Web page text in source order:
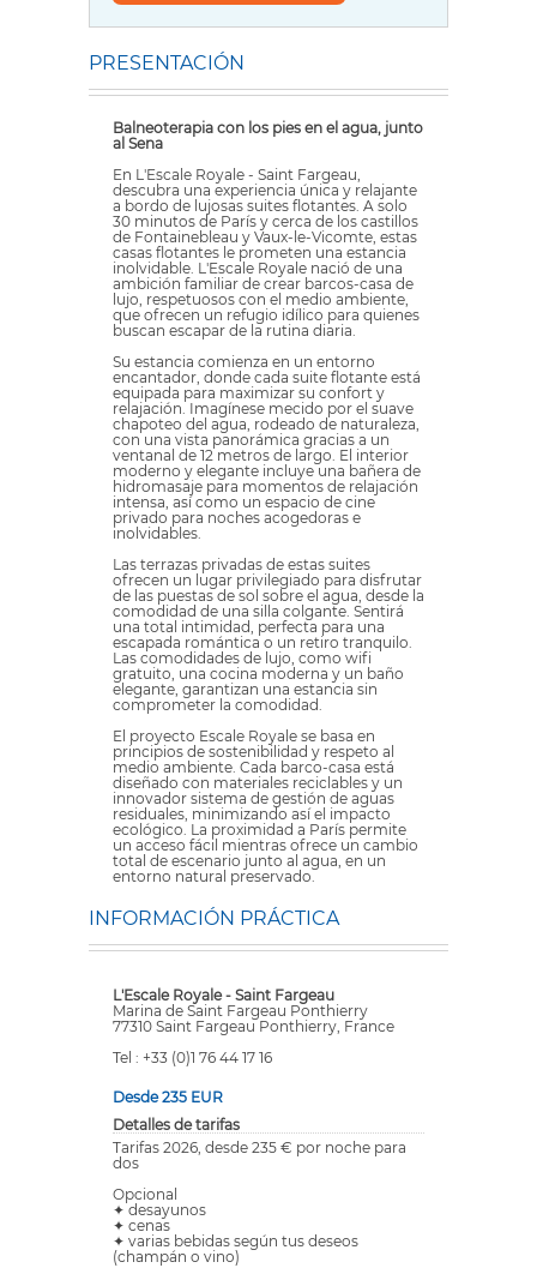
PRESENTACIÓN
Balneoterapia con los pies en el agua, junto
al Sena
En L'Escale Royale - Saint Fargeau,
descubra una experiencia única y relajante
a bordo de lujosas suites flotantes. A solo
30 minutos de París y cerca de los castillos
de Fontainebleau y Vaux-le-Vicomte, estas
casas flotantes le prometen una estancia
inolvidable. L'Escale Royale nació de una
ambición familiar de crear barcos-casa de
lujo, respetuosos con el medio ambiente,
que ofrecen un refugio idílico para quienes
buscan escapar de la rutina diaria.
Su estancia comienza en un entorno
encantador, donde cada suite flotante está
equipada para maximizar su confort y
relajación. Imagínese mecido por el suave
chapoteo del agua, rodeado de naturaleza,
con una vista panorámica gracias a un
ventanal de 12 metros de largo. El interior
moderno y elegante incluye una bañera de
hidromasaje para momentos de relajación
intensa, así como un espacio de cine
privado para noches acogedoras e
inolvidables.
Las terrazas privadas de estas suites
ofrecen un lugar privilegiado para disfrutar
de las puestas de sol sobre el agua, desde la
comodidad de una silla colgante. Sentirá
una total intimidad, perfecta para una
escapada romántica o un retiro tranquilo.
Las comodidades de lujo, como wifi
gratuito, una cocina moderna y un baño
elegante, garantizan una estancia sin
comprometer la comodidad.
El proyecto Escale Royale se basa en
principios de sostenibilidad y respeto al
medio ambiente. Cada barco-casa está
diseñado con materiales reciclables y un
innovador sistema de gestión de aguas
residuales, minimizando así el impacto
ecológico. La proximidad a París permite
un acceso fácil mientras ofrece un cambio
total de escenario junto al agua, en un
entorno natural preservado.
INFORMACIÓN PRÁCTICA
L'Escale Royale - Saint Fargeau
Marina de Saint Fargeau Ponthierry
77310 Saint Fargeau Ponthierry, France
Tel : +33 (0)1 76 44 17 16
Desde 235 EUR
Detalles de tarifas
Tarifas 2026, desde 235 € por noche para
dos
Opcional
✦ desayunos
✦ cenas
✦ varias bebidas según tus deseos
(champán o vino)